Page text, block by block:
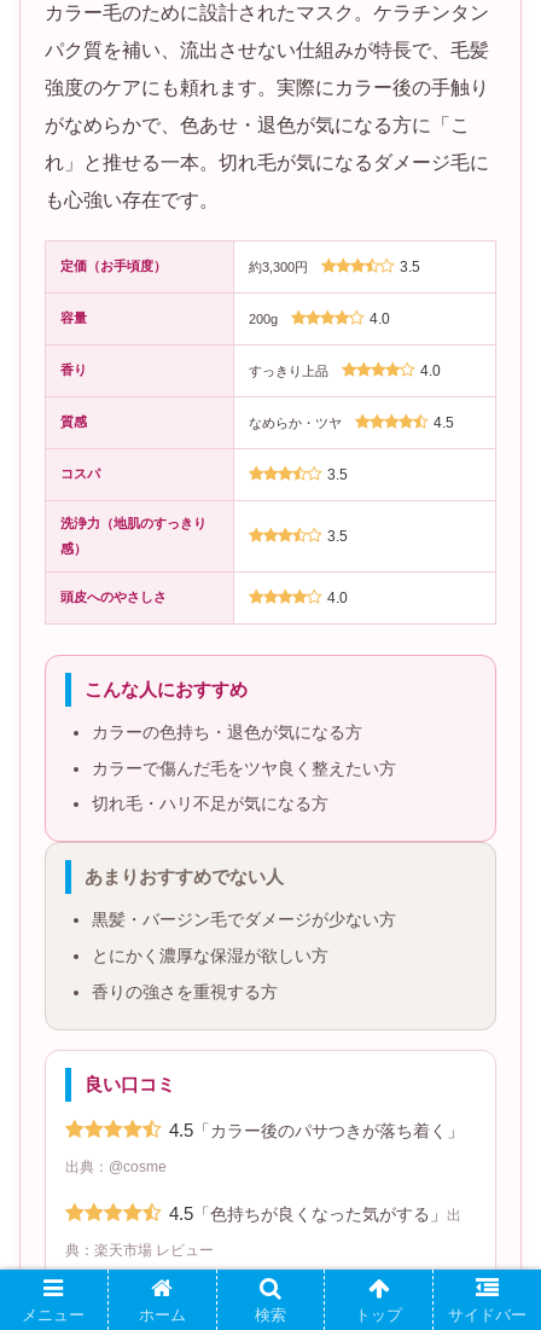
カラー毛のために設計されたマスク。ケラチンタン
パク質を補い、流出させない仕組みが特長で、毛髪
強度のケアにも頼れます。実際にカラー後の手触り
がなめらかで、色あせ・退色が気になる方に「こ
れ」と推せる一本。切れ毛が気になるダメージ毛に
も心強い存在です。
定価（お手頃度） 約3,300円 3.5
容量 200g 4.0
香り すっきり上品 4.0
質感 なめらか・ツヤ 4.5
コスパ 3.5
洗浄力（地肌のすっきり
感）
3.5
頭皮へのやさしさ 4.0
こんな人におすすめ
カラーの色持ち・退色が気になる方
カラーで傷んだ毛をツヤ良く整えたい方
切れ毛・ハリ不足が気になる方
あまりおすすめでない人
黒髪・バージン毛でダメージが少ない方
とにかく濃厚な保湿が欲しい方
香りの強さを重視する方
良い口コミ
4.5 「カラー後のパサつきが落ち着く」
出典：@cosme
4.5 「色持ちが良くなった気がする」出
典：楽天市場 レビュー
4.5 「ツヤが出て指通りが良い」 出典：
メニュー ホーム 検索 トップ サイドバー